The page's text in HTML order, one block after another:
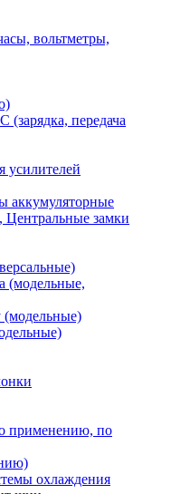
вольтметры,
(зарядка, передача
усилителей
аккумуляторные
замки
(модельные,
(модельные)
применению, по
охлаждения